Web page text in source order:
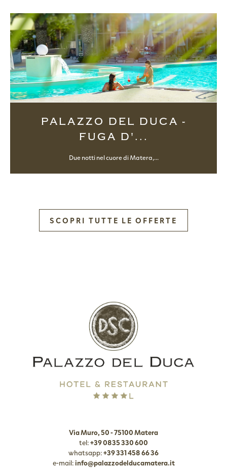
PALAZZO DEL DUCA -
FUGA D'...
Due notti nel cuore di Matera,...
SCOPRI TUTTE LE OFFERTE
Via Muro, 50 - 75100 Matera
tel:+39 0835 330 600
whatsapp:+39 331 458 66 36
e-mail: info@palazzodelducamatera.it